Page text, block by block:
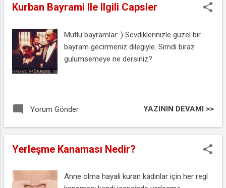
Kurban Bayrami Ile Ilgili Capsler
Mutlu bayramlar: ) Sevdiklerinizle guzel bir
bayram gecirmeniz dilegiyle. Simdi biraz
gulumsemeye ne dersiniz?
Yorum Gönder YAZININ DEVAMI >>
Yerleşme Kanaması Nedir?
Anne olma hayali kuran kadınlar için her regl